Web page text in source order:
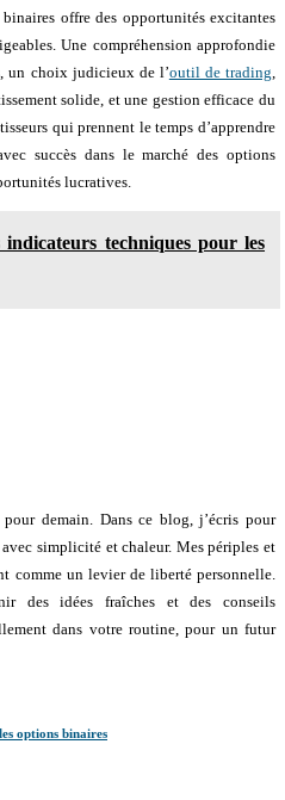
offre des opportunités excitantes
Une compréhension approfondie
un choix judicieux de l’outil de trading
solide, et une gestion efficace du
qui prennent le temps d’apprendre
succès dans le marché des options
lucratives.
indicateurs techniques pour les
demain. Dans ce blog, j’écris pour
simplicité et chaleur. Mes périples et
comme un levier de liberté personnelle.
des idées fraîches et des conseils
dans votre routine, pour un futur
options binaires